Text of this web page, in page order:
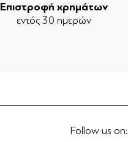
Επιστροφή χρημάτων
εντός 30 ημερών
Follow us on: